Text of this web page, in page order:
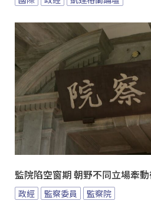
監院陷空窗期 朝野不同立場牽
政經 監察委員 監察院